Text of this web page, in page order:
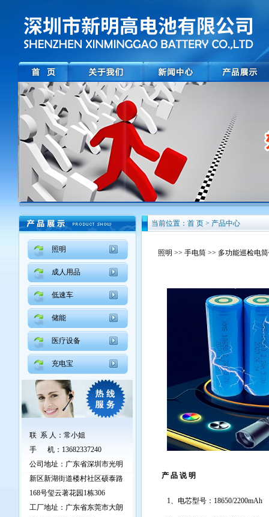
照明
成人用品
低速车
储能
医疗设备
充电宝
联 系 人 ： 常小姐
手 机： 13682337240
公司地址：广东省深圳市光明
新区新湖街道楼村社区硕泰路
168号玺云著花园1栋306
工厂地址：广东省东莞市大朗
当前位置：首 页 > 产品中心
照明 >> 手电筒 >> 多功能巡检电
产 品 说 明
1、电芯型号：18650/2200mAh